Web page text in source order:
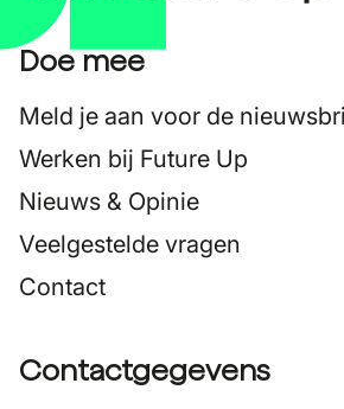
Doe mee
Meld je aan voor de
Werken bij Future Up
Nieuws & Opinie
Veelgestelde vragen
Contact
Contactgegevens